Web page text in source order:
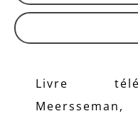
Livre